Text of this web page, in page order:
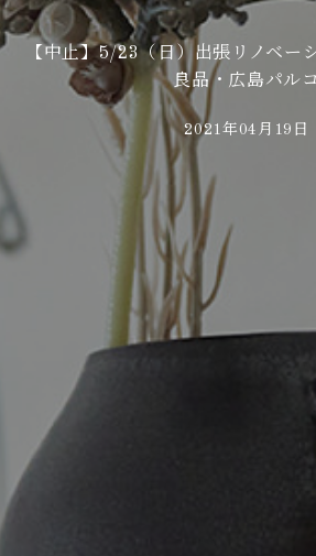
【中止】5/23（日）出張リノベー
良品・広島パルコ
2021年04月19日